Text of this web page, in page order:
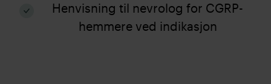
Henvisning til nevrolog for CGRP-
hemmere ved indikasjon